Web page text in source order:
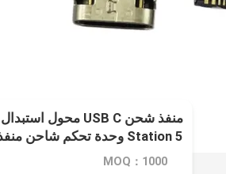
Station 5 وحدة تحكم شاحن منفذ شحن
MOQ：1000